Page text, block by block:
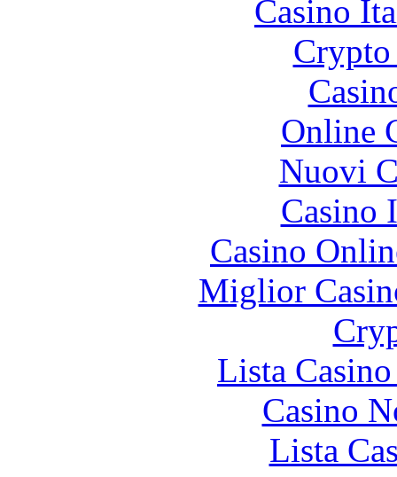
Casino
Online
Nuovi
Casino
Casino
Miglior
Lista
Casino
Lista